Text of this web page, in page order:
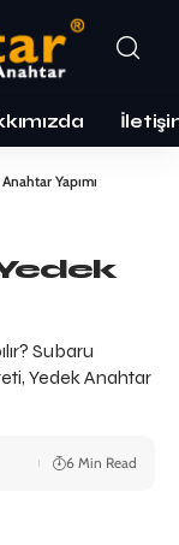
Yapımı
Subaru
Yedek Anahtar
6 Min Read